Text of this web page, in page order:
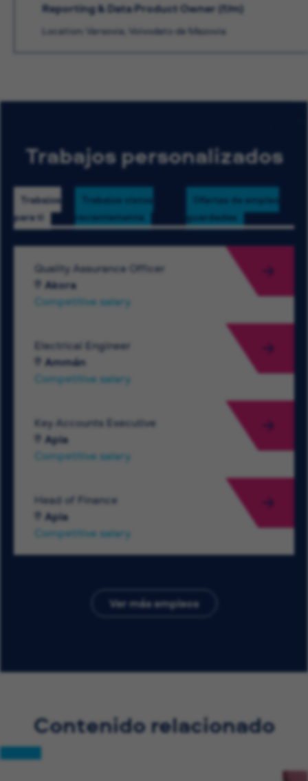
Reporting & Data Product Owner (f/m)
Location: Varsovia, Voivodato de Mazovia
Trabajos personalizados
Trabajos
para ti
Trabajos vistos
recientemente
Ofertas de empleo
guardadas
Quality Assurance Officer
Akora
Competitive salary
Electrical Engineer
Ammán
Competitive salary
Key Accounts Executive
Apia
Competitive salary
Head of Finance
Apia
Competitive salary
Ver más empleos
Contenido relacionado